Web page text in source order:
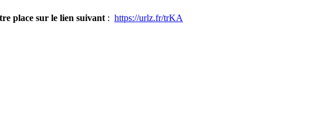
place sur le lien suivant : https://urlz.fr/trKA